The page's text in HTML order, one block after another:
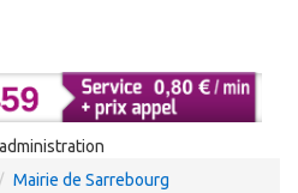
Mairie de Sarrebourg